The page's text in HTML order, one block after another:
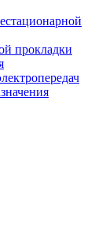
прокладки